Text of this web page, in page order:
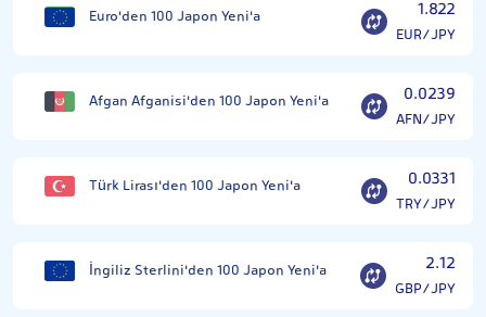
Euro'den 100 Japon Yeni'a 1.822
EUR/JPY
Afgan Afganisi'den 100 Japon Yeni'a 0.0239
AFN/JPY
Türk Lirası'den 100 Japon Yeni'a 0.0331
TRY/JPY
İngiliz Sterlini'den 100 Japon Yeni'a 2.12
GBP/JPY